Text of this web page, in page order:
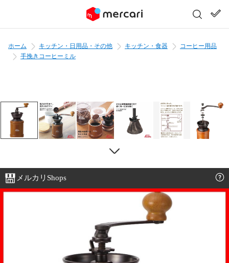
ホーム キッチン・日用品・その他 キッチン・食器
コーヒー用品
手挽きコーヒーミル
メルカリShops